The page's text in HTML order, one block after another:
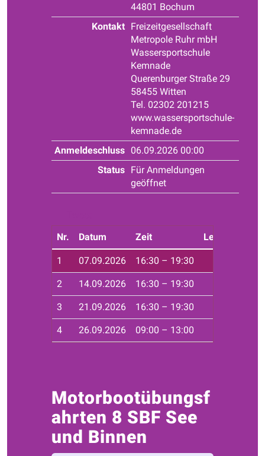
44801 Bochum
Kontakt Freizeitgesellschaft
Metropole Ruhr mbH
Wassersportschule
Kemnade
Querenburger Straße 29
58455 Witten
Tel. 02302 201215
www.wassersportschule-
kemnade.de
Anmeldeschluss 06.09.2026 00:00
Status Für Anmeldungen
geöffnet
Nr.
Datum Zeit Leiter*in
1 07.09.2026 16:30 – 19:30
2 14.09.2026 16:30 – 19:30
3 21.09.2026 16:30 – 19:30
4 26.09.2026 09:00 – 13:00
Motorbootübungsf
ahrten 8 SBF See
und Binnen